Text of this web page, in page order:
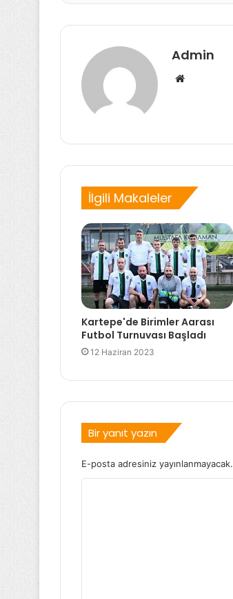
Admin
Web
İlgili Makaleler
Kartepe'de Birimler Aarası
Futbol Turnuvası Başladı
12 Haziran 2023
Bir yanıt yazın
E-posta adresiniz yayınlanmayacak.